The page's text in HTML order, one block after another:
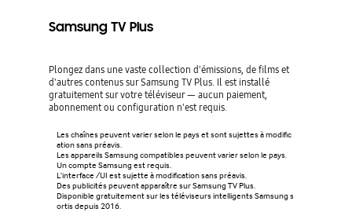
Samsung TV Plus
Plongez dans une vaste collection d'émissions, de films et
d'autres contenus sur Samsung TV Plus. Il est installé
gratuitement sur votre téléviseur — aucun paiement,
abonnement ou configuration n'est requis.
Les chaînes peuvent varier selon le pays et sont sujettes à modific
ation sans préavis.
Les appareils Samsung compatibles peuvent varier selon le pays.
Un compte Samsung est requis.
L'interface /UI est sujette à modification sans préavis.
Des publicités peuvent apparaître sur Samsung TV Plus.
Disponible gratuitement sur les téléviseurs intelligents Samsung s
ortis depuis 2016.